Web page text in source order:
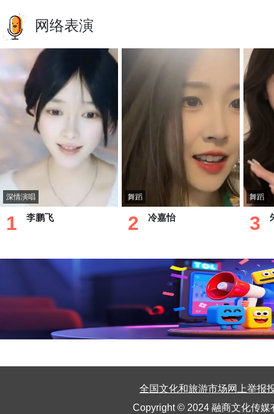
网络表演
深情演唱
1 李鹏飞
舞蹈
2 冷嘉怡
舞蹈
3
全国文化和旅游市场网上举报
Copyright © 2024 融商文化传